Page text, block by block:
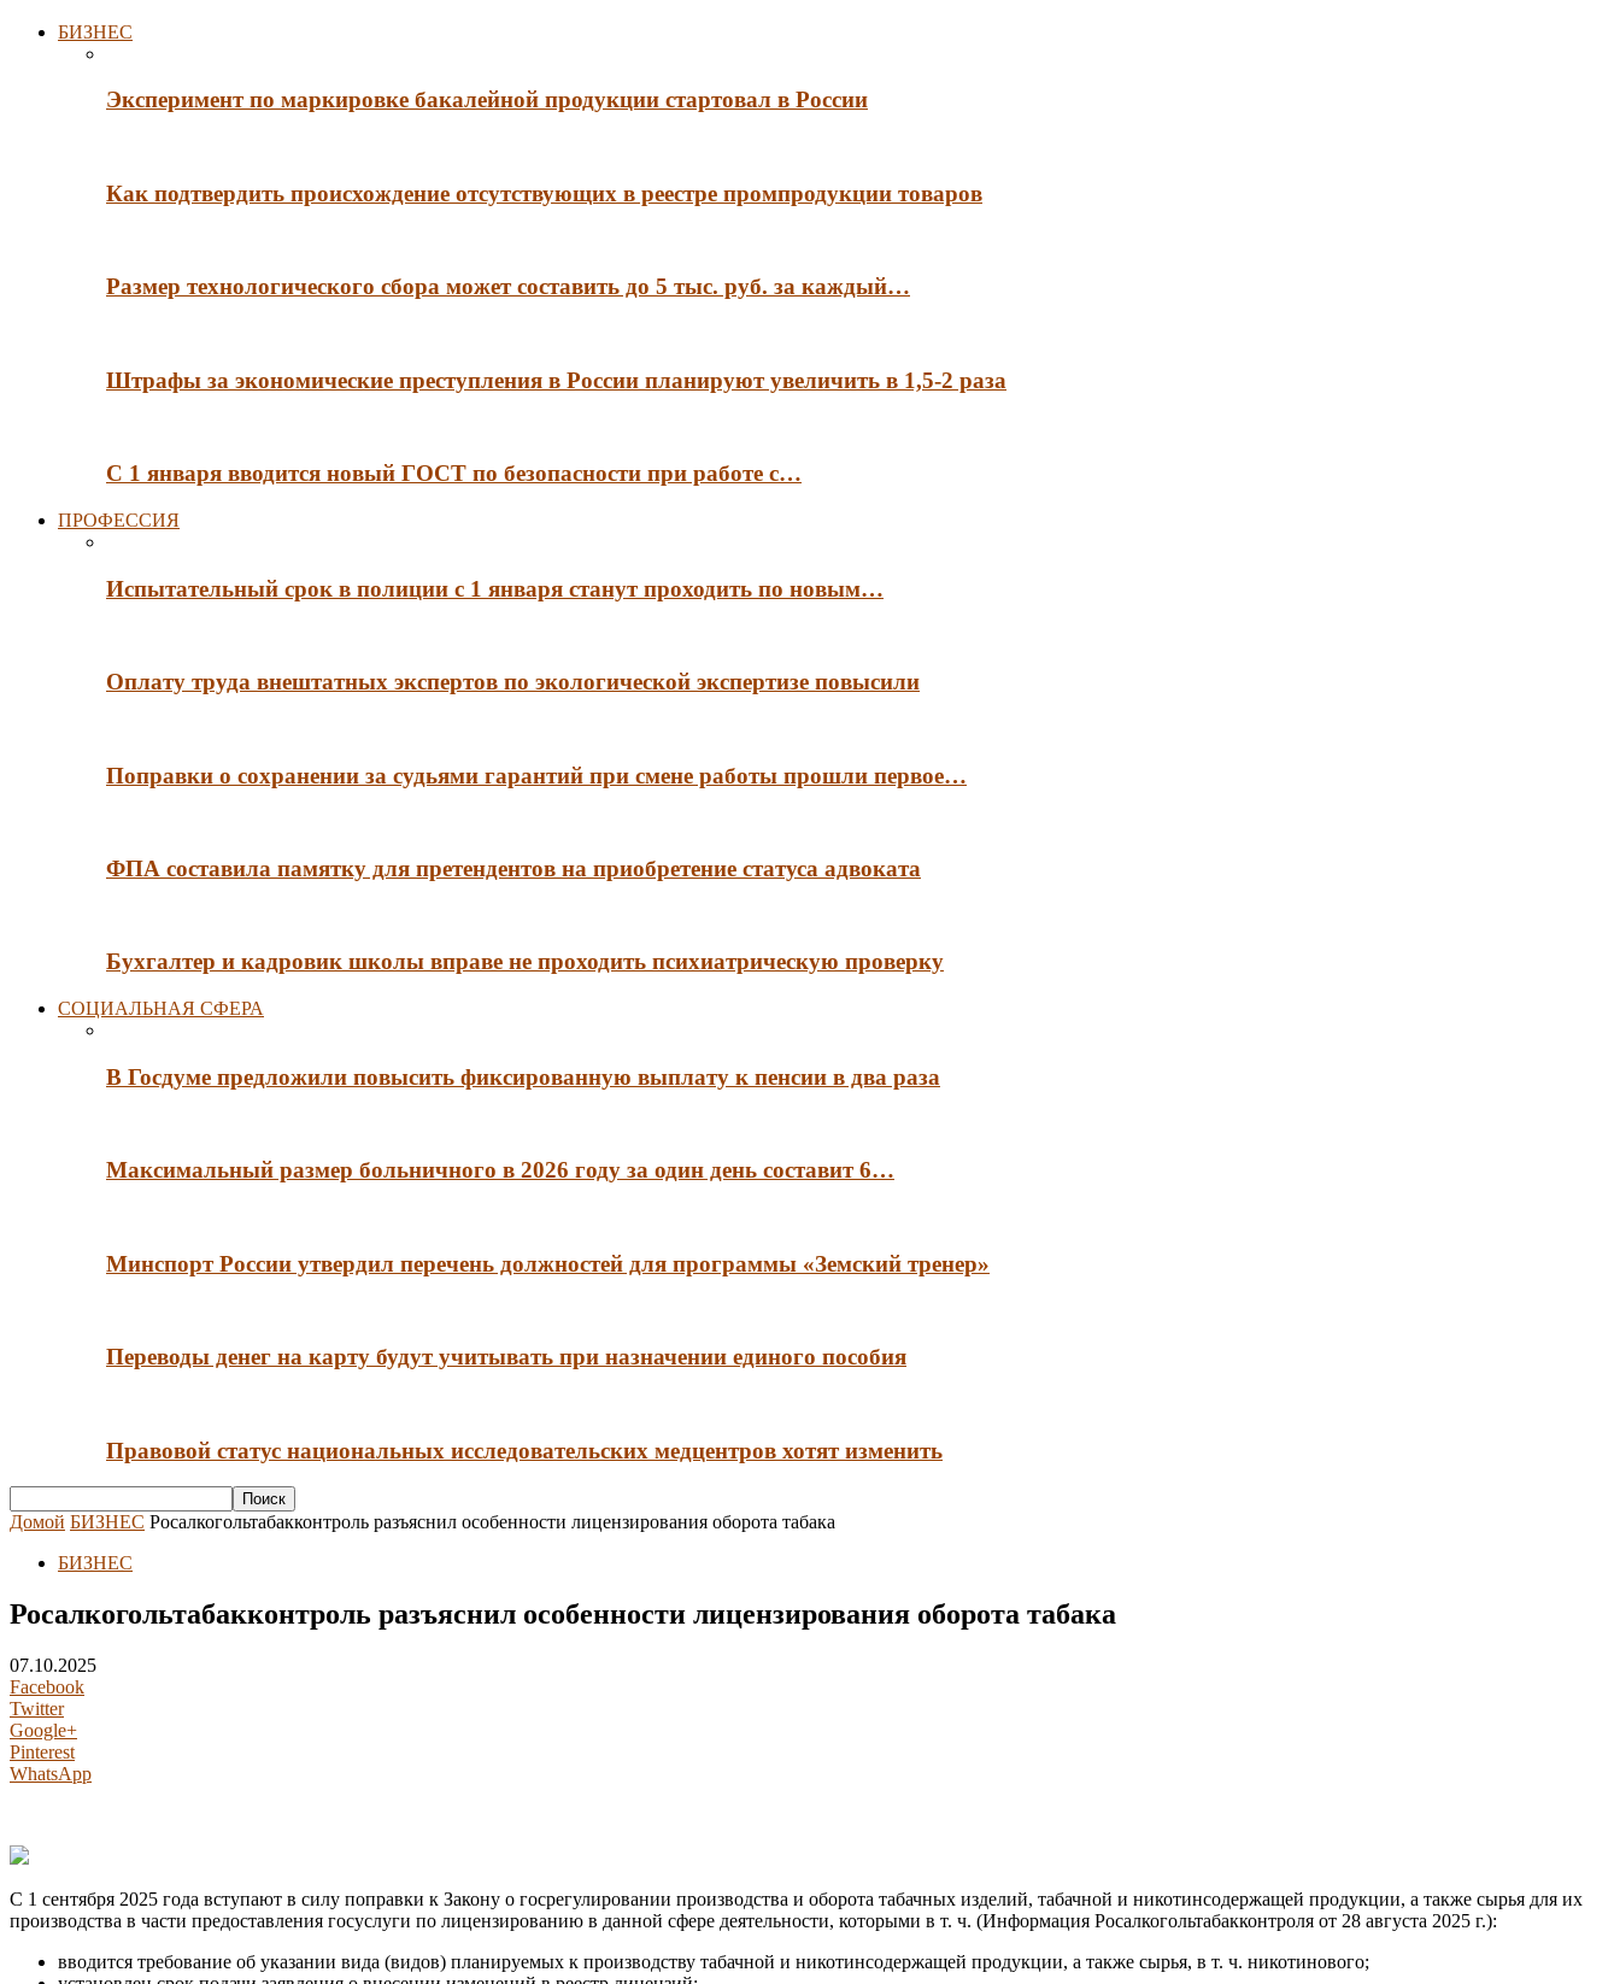
БИЗНЕС
Эксперимент по маркировке бакалейной продукции стартовал в России
Как подтвердить происхождение отсутствующих в реестре промпродукции товаров
Размер технологического сбора может составить до 5 тыс. руб. за каждый…
Штрафы за экономические преступления в России планируют увеличить в 1,5-2 раза
С 1 января вводится новый ГОСТ по безопасности при работе с…
ПРОФЕССИЯ
Испытательный срок в полиции с 1 января станут проходить по новым…
Оплату труда внештатных экспертов по экологической экспертизе повысили
Поправки о сохранении за судьями гарантий при смене работы прошли первое…
ФПА составила памятку для претендентов на приобретение статуса адвоката
Бухгалтер и кадровик школы вправе не проходить психиатрическую проверку
СОЦИАЛЬНАЯ СФЕРА
В Госдуме предложили повысить фиксированную выплату к пенсии в два раза
Максимальный размер больничного в 2026 году за один день составит 6…
Минспорт России утвердил перечень должностей для программы «Земский тренер»
Переводы денег на карту будут учитывать при назначении единого пособия
Правовой статус национальных исследовательских медцентров хотят изменить
Домой БИЗНЕС Росалкогольтабакконтроль разъяснил особенности лицензирования оборота табака
БИЗНЕС
Росалкогольтабакконтроль разъяснил особенности лицензирования оборота табака
07.10.2025
Facebook
Twitter
Google+
Pinterest
WhatsApp
С 1 сентября 2025 года вступают в силу поправки к Закону о госрегулировании производства и оборота табачных изделий, табачной и никотинсодержащей продукции, а также сырья для их
производства в части предоставления госуслуги по лицензированию в данной сфере деятельности, которыми в т. ч. (Информация Росалкогольтабакконтроля от 28 августа 2025 г.):
вводится требование об указании вида (видов) планируемых к производству табачной и никотинсодержащей продукции, а также сырья, в т. ч. никотинового;